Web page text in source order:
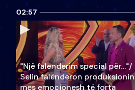
02:57
"Një falenderim special për…"/
Selin falënderon produksionin
mes emocionesh të forta